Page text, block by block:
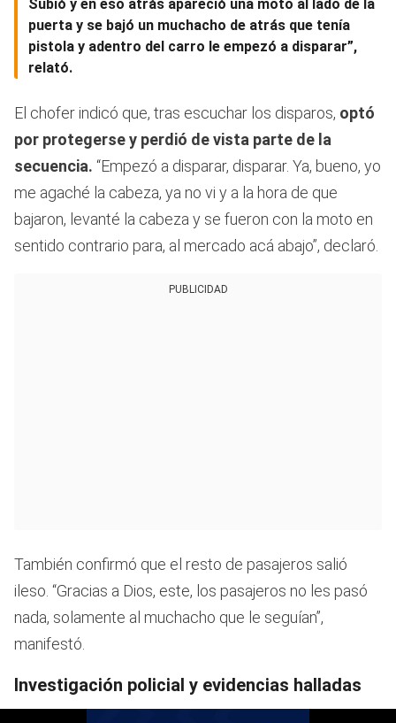
Subió y en eso atrás apareció una moto al lado de la
puerta y se bajó un muchacho de atrás que tenía
pistola y adentro del carro le empezó a disparar”,
relató.
El chofer indicó que, tras escuchar los disparos, optó
por protegerse y perdió de vista parte de la
secuencia. “Empezó a disparar, disparar. Ya, bueno, yo
me agaché la cabeza, ya no vi y a la hora de que
bajaron, levanté la cabeza y se fueron con la moto en
sentido contrario para, al mercado acá abajo”, declaró.
PUBLICIDAD
También confirmó que el resto de pasajeros salió
ileso. “Gracias a Dios, este, los pasajeros no les pasó
nada, solamente al muchacho que le seguían”,
manifestó.
Investigación policial y evidencias halladas